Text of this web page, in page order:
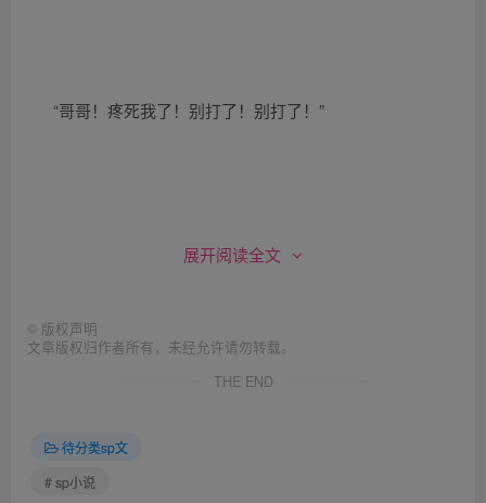
“哥哥！疼死我了！别打了！别打了！”
展开阅读全文
© 版权声明
文章版权归作者所有，未经允许请勿转载。
THE END
待分类sp文
# sp小说